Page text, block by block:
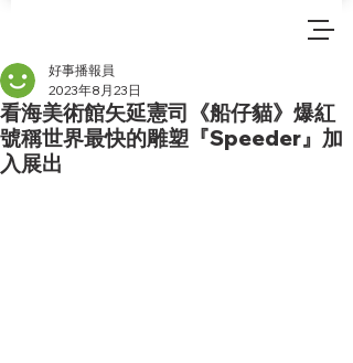
看海美術館矢延憲司《船仔貓》爆紅
號稱世界最快的雕塑『Speeder』加
入展出
好事播報員
2023年8月23日